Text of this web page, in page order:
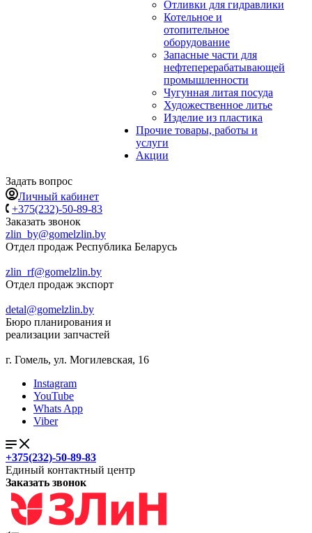
Отливки для гидравлики
Котельное и
отопительное
оборудование
Запасные части для
нефтеперерабатывающей
промышленности
Чугунная литая посуда
Художественное литье
Изделие из пластика
Прочие товары, работы и
услуги
Акции
Задать вопрос
Личный кабинет
+375(232)-50-89-83
Заказать звонок
zlin_by@gomelzlin.by
Отдел продаж Республика Беларусь
zlin_rf@gomelzlin.by
Отдел продаж экспорт
detal@gomelzlin.by
Бюро планирования и
реализации запчастей
г. Гомель, ул. Могилевская, 16
Instagram
YouTube
Whats App
Viber
+375(232)-50-89-83
Единый контактный центр
Заказать звонок